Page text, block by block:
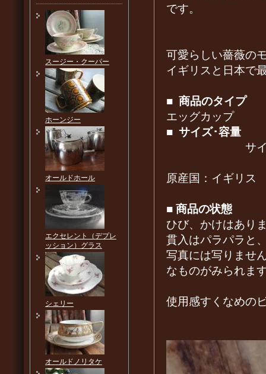
です。
可愛らしい薔薇の
イギリスと日本で
■ 商品のタイプ
エッグカップ
■ サイズ･容量
サイズ：直
原産国：イギリ
■ 商品の状態
ひび、かけはあり
貫入はパラパラと
写真には写りませ
なものがみられま
使用感すくなめの
スージー・クーパー
ホーンジー
オールドホール
エクセレント（デプレ
ッション）グラス
シェリー
オールドノリタケ